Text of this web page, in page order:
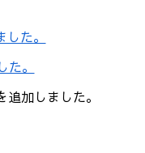
た。
。
加しました。